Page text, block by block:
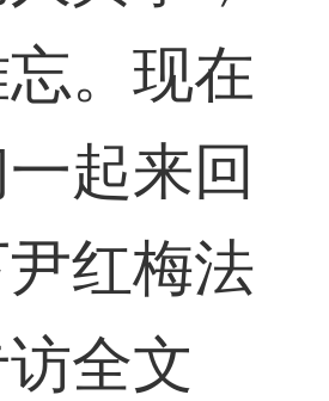
。现在
起来回
红梅法
全文